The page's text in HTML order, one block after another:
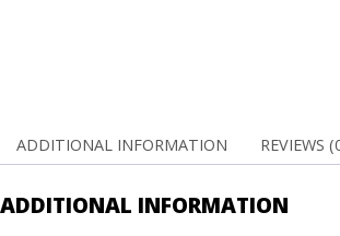
ADDITIONAL INFORMATION REVIEWS
ADDITIONAL INFORMATION